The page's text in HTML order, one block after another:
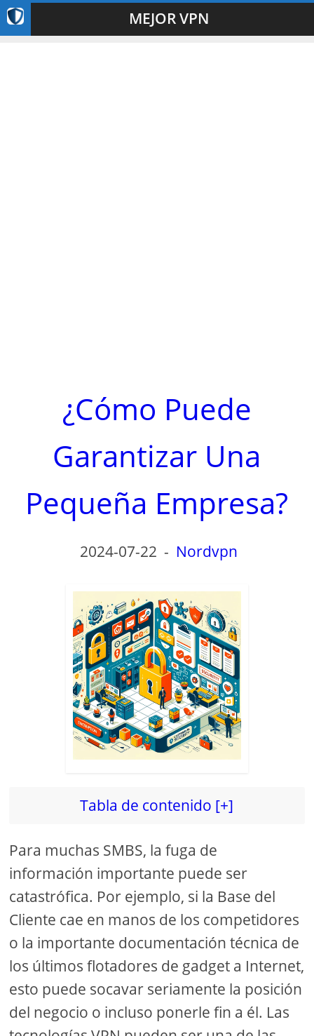
MEJOR VPN
¿Cómo Puede
Garantizar Una
Pequeña Empresa?
2024-07-22 - Nordvpn
Tabla de contenido [+]
Para muchas SMBS, la fuga de
información importante puede ser
catastrófica. Por ejemplo, si la Base del
Cliente cae en manos de los competidores
o la importante documentación técnica de
los últimos flotadores de gadget a Internet,
esto puede socavar seriamente la posición
del negocio o incluso ponerle fin a él. Las